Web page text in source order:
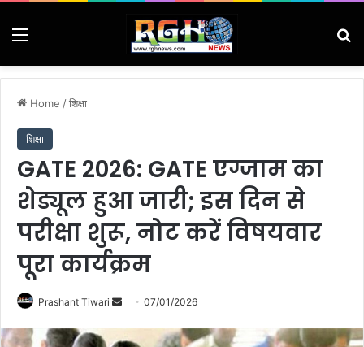
Menu
Home /शिक्षा
शिक्षा
GATE 2026: GATE एग्जाम का
शेड्यूल हुआ जारी; इस दिन से
परीक्षा शुरू, नोट करें विषयवार
पूरा कार्यक्रम
Prashant Tiwari
Send
email
07/01/2026